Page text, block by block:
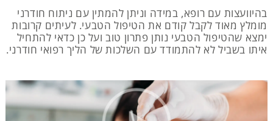
בהיוועצות עם רופא, במידה וניתן להמתין עם ניתוח חודרני
מומלץ מאוד לקבל קודם את הטיפול הטבעי. לעיתים קרובות
ימצא שהטיפול הטבעי נותן פתרון טוב ועל כן כדאי להתחיל
איתו בשביל לא להתמודד עם השלכות של הליך רפואי חודרני.